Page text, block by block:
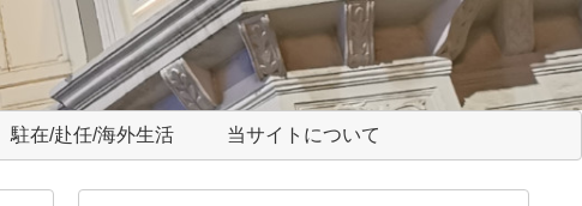
駐在/赴任/海外生活 当サイトについて